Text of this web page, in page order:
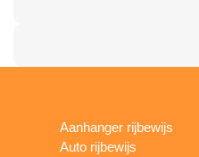
Aanhanger rijbewijs
Auto rijbewijs